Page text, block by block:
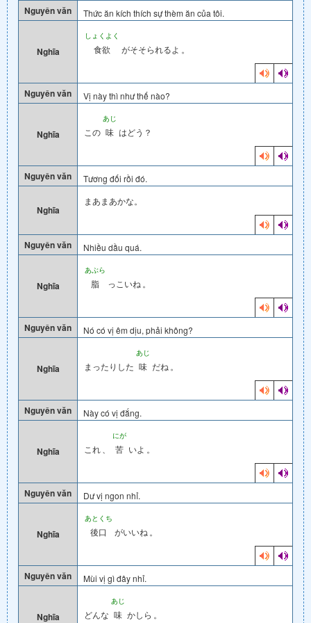
Nguyên văn Thức ăn kích thích sự thèm ăn của tôi.
Nghĩa
しょくよく
食欲 がそそられるよ 。
Nguyên văn Vị này thì như thế nào?
Nghĩa この
あじ
味 はどう？
Nguyên văn Tương đối rồi đó.
Nghĩa
まあまあかな。
Nguyên văn Nhiều dầu quá.
Nghĩa
あぶら
脂 っこいね 。
Nguyên văn Nó có vị êm dịu, phải không?
Nghĩa まったりした
あじ
味 だね 。
Nguyên văn Này có vị đắng.
Nghĩa これ
にが
苦 いよ 。
Nguyên văn Dư vị ngon nhỉ.
Nghĩa
あとくち
後口 がいいね 。
Nguyên văn Mùi vị gì đây nhỉ.
Nghĩa どんな
あじ
味 かしら 。